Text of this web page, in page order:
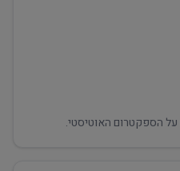
על הספקטרום האוטיסטי.